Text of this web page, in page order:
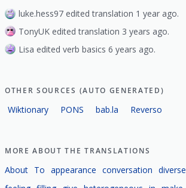
luke.hess97 edited translation 1 year ago.
TonyUK edited translation 3 years ago.
Lisa edited verb basics 6 years ago.
OTHER SOURCES (AUTO GENERATED)
Wiktionary PONS bab.la Reverso
MORE ABOUT THE TRANSLATIONS
About To appearance conversation diverse